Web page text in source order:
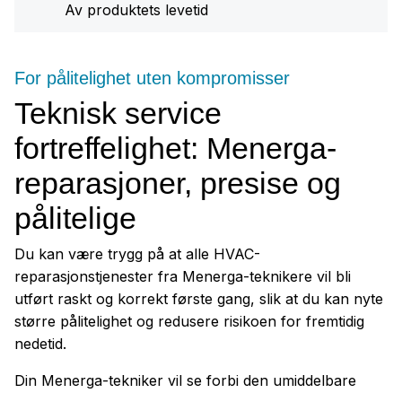
Av produktets levetid
Teknisk service
fortreffelighet: Menerga-
reparasjoner, presise og
pålitelige
For pålitelighet uten kompromisser
Du kan være trygg på at alle HVAC-
reparasjonstjenester fra Menerga-teknikere vil bli
utført raskt og korrekt første gang, slik at du kan nyte
større pålitelighet og redusere risikoen for fremtidig
nedetid.
Din Menerga-tekniker vil se forbi den umiddelbare